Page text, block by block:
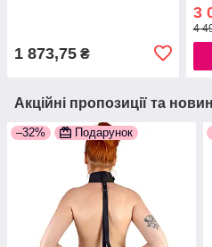
1 873,75 ₴
3
4
Акційні пропозиції та
–32% Подарунок